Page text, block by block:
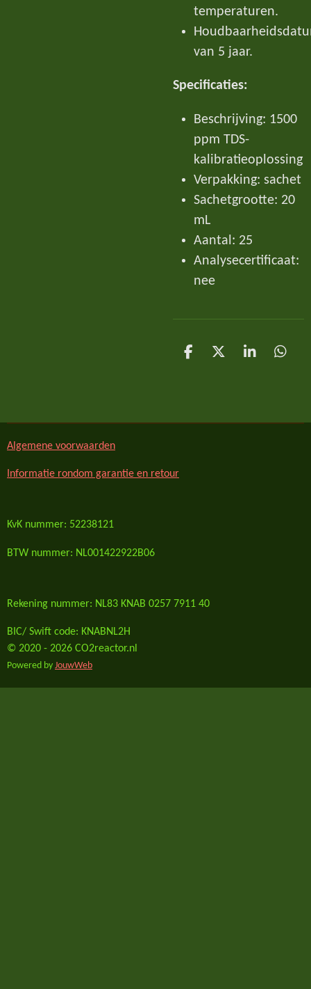
temperaturen.
van 5 jaar.
Specificaties:
Beschrijving: 1500
ppm TDS-
kalibratieoplossing
Verpakking: sachet
Sachetgrootte: 20
mL
Aantal: 25
Analysecertificaat:
nee
D
D
S
D
Algemene voorwaarden
Informatie rondom garantie en retour
KvK nummer: 52238121
BTW nummer: NL001422922B06
Rekening nummer: NL83 KNAB 0257 7911 40
BIC/ Swift code: KNABNL2H
© 2020 - 2026 CO2reactor.nl
Powered by JouwWeb